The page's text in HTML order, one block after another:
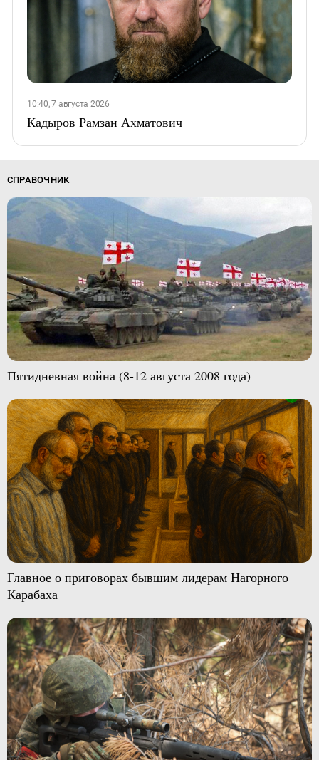
10:40, 7 августа 2026
Кадыров Рамзан Ахматович
СПРАВОЧНИК
Пятидневная война (8-12 августа 2008 года)
Главное о приговорах бывшим лидерам Нагорного
Карабаха